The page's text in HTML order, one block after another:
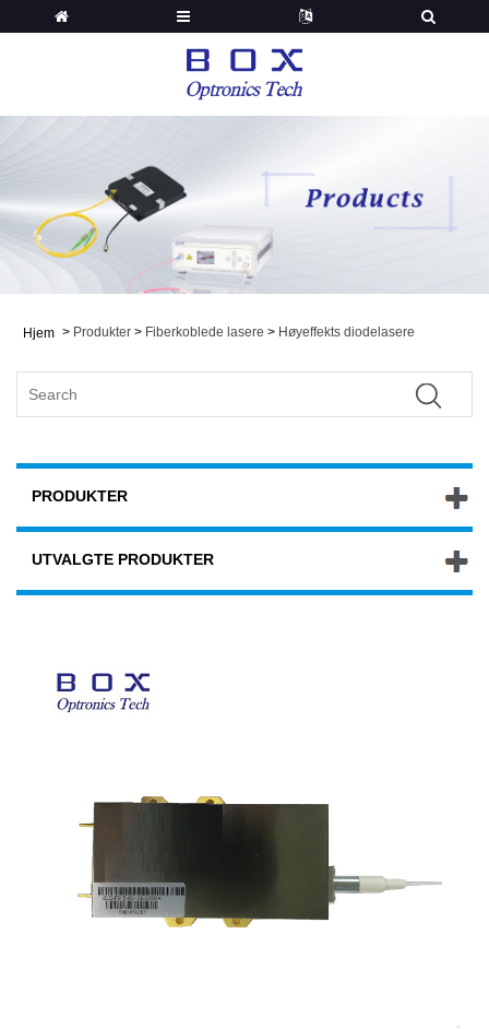
Hjem > Produkter > Fiberkoblede lasere > Høyeffekts diodelasere
PRODUKTER
UTVALGTE PRODUKTER